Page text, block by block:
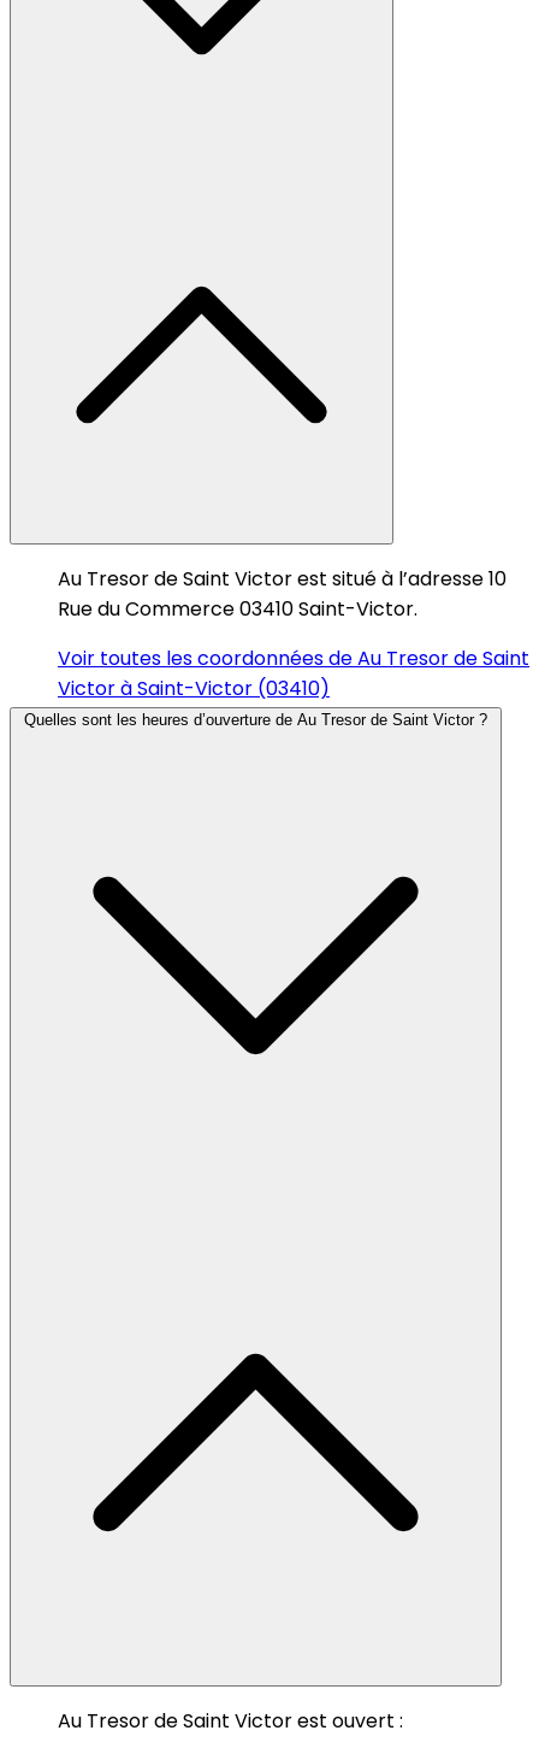
Au Tresor de Saint Victor est situé à l’adresse 10
Rue du Commerce 03410 Saint-Victor.
Voir toutes les coordonnées de Au Tresor de Saint
Victor à Saint-Victor (03410)
Quelles sont les heures d’ouverture de Au Tresor de Saint Victor ?
Au Tresor de Saint Victor est ouvert :